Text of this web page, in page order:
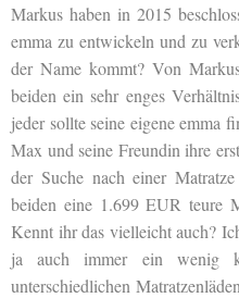
Markus haben in 2015
emma zu entwickeln und zu
der Name kommt? Von
beiden ein sehr enges
jeder sollte seine eigene emma
Max und seine Freundin ihre
der Suche nach einer
beiden eine 1.699 EUR teure
Kennt ihr das vielleicht auch?
ja auch immer ein wenig
unterschiedlichen